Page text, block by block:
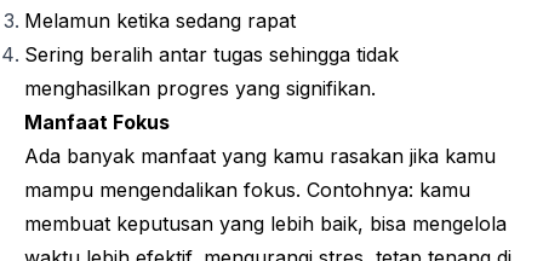
Melamun ketika sedang rapat
Sering beralih antar tugas sehingga tidak
menghasilkan progres yang signifikan.
Manfaat Fokus
Ada banyak manfaat yang kamu rasakan jika kamu
mampu mengendalikan fokus. Contohnya: kamu
membuat keputusan yang lebih baik, bisa mengelola